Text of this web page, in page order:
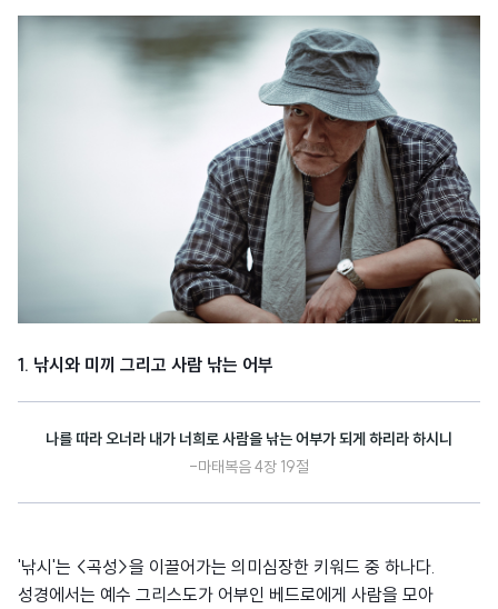
1. 낚시와 미끼 그리고 사람 낚는 어부
나를 따라 오너라 내가 너희로 사람을 낚는 어부가 되게 하리라 하시니
-마태복음 4장 19절
'낚시'는 <곡성>을 이끌어가는 의미심장한 키워드 중 하나다.
성경에서는 예수 그리스도가 어부인 베드로에게 사람을 모아